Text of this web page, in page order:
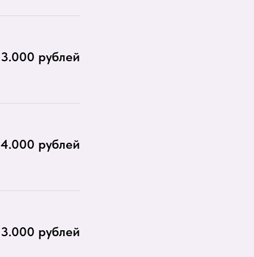
3.000 рублей
4.000 рублей
3.000 рублей